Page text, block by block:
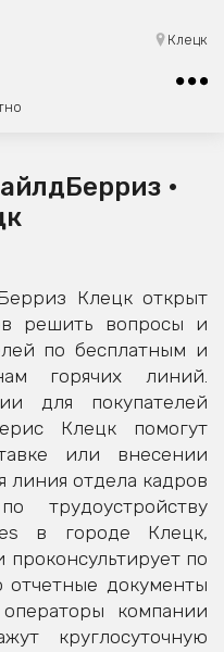
Клецк
42-23
консультация
•
Клецк открыт
решить вопросы и
по бесплатным и
горячих линий.
для покупателей
Клецк помогут
или внесении
линия отдела кадров
трудоустройству
в городе Клецк,
проконсультирует по
отчетные документы
компании
круглосуточную